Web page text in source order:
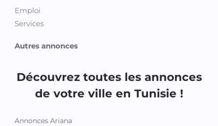
Emploi
Services
Autres annonces
Découvrez toutes les annonces
de votre ville en Tunisie !
Annonces Ariana